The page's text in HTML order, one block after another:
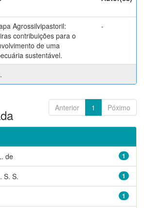
Agrossilvipastoril:
contribuições para o
de uma
sustentável.
-
Anterior 1 Póximo
1
de
1
S. S.
1